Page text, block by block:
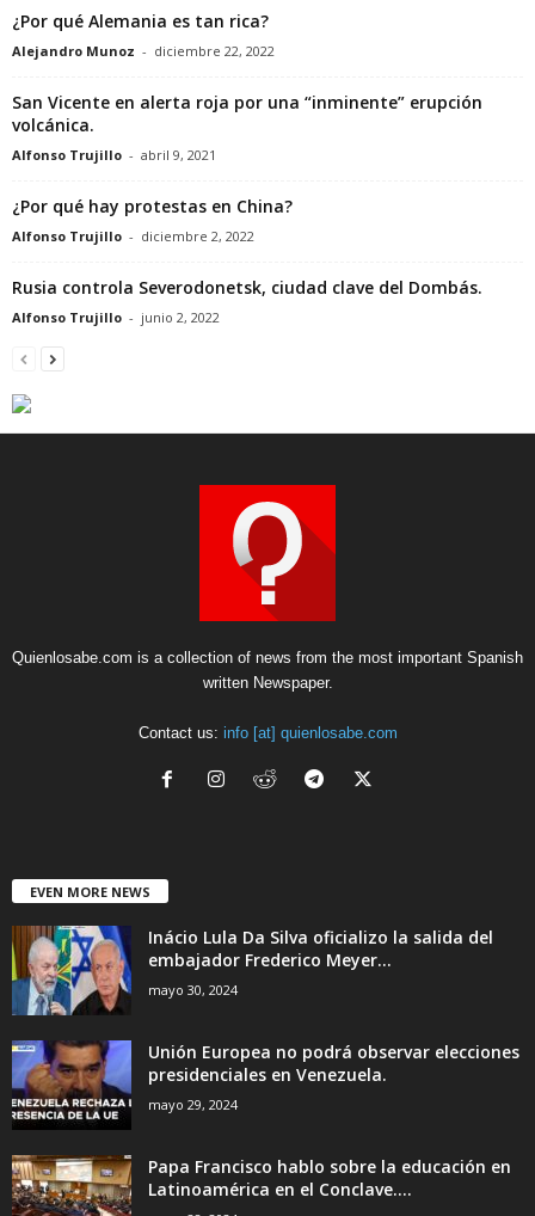
¿Por qué Alemania es tan rica?
Alejandro Munoz - diciembre 22, 2022
San Vicente en alerta roja por una “inminente” erupción
volcánica.
Alfonso Trujillo - abril 9, 2021
¿Por qué hay protestas en China?
Alfonso Trujillo - diciembre 2, 2022
Rusia controla Severodonetsk, ciudad clave del Dombás.
Alfonso Trujillo - junio 2, 2022
Quienlosabe.com is a collection of news from the most important Spanish
written Newspaper.
Contact us: info [at] quienlosabe.com
EVEN MORE NEWS
Inácio Lula Da Silva oficializo la salida del
embajador Frederico Meyer...
mayo 30, 2024
Unión Europea no podrá observar elecciones
presidenciales en Venezuela.
mayo 29, 2024
Papa Francisco hablo sobre la educación en
Latinoamérica en el Conclave....